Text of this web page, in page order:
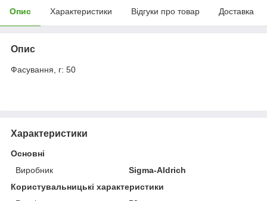
Опис Характеристики Відгуки про товар Доставка
Опис
Фасування, г: 50
Характеристики
Основні
Виробник
Sigma-Aldrich
Користувальницькі характеристики